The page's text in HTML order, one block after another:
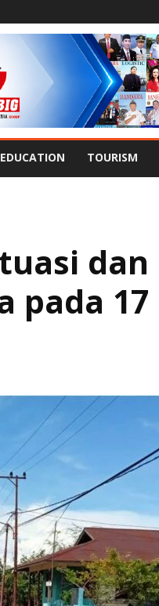
EDUCATION TOURISM
dan
pada 17